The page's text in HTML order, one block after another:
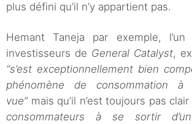
plus défini qu’il n’y appartient pas.
Hemant Taneja par exemple, l’un
investisseurs de General Catalyst,
“s’est exceptionnellement bien
phénomène de consommation
vue” mais qu’il n’est toujours pas clair
consommateurs à se sortir